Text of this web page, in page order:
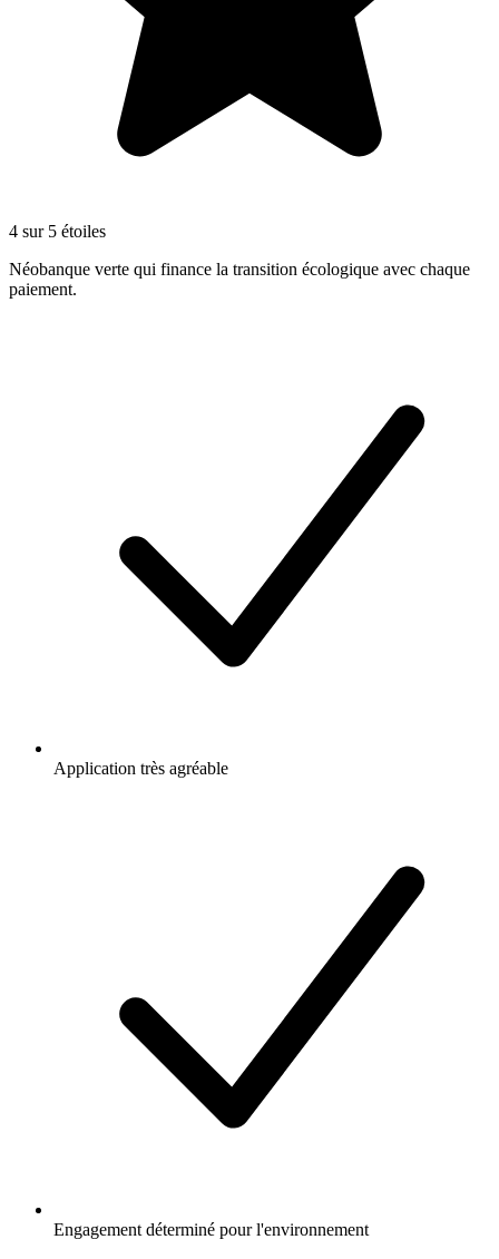
4 sur 5 étoiles
Néobanque verte qui finance la transition écologique avec chaque
paiement.
Application très agréable
Engagement déterminé pour l'environnement